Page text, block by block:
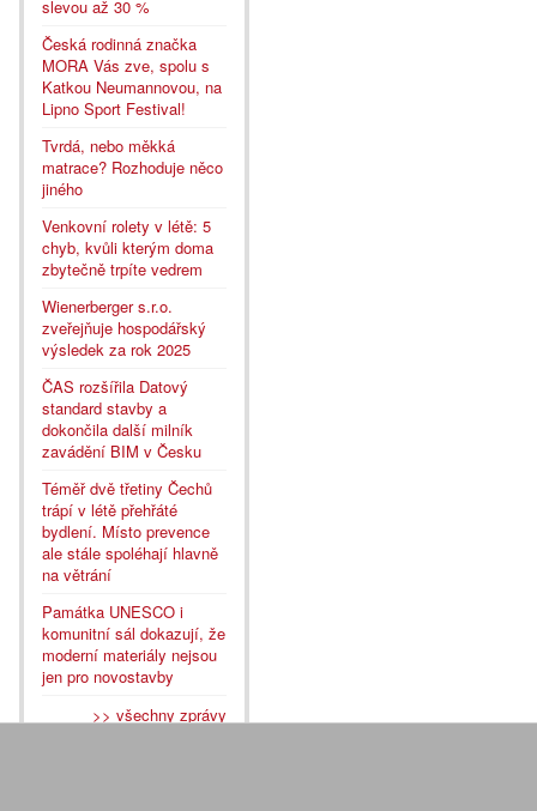
slevou až 30 %
Česká rodinná značka
MORA Vás zve, spolu s
Katkou Neumannovou, na
Lipno Sport Festival!
Tvrdá, nebo měkká
matrace? Rozhoduje něco
jiného
Venkovní rolety v létě: 5
chyb, kvůli kterým doma
zbytečně trpíte vedrem
Wienerberger s.r.o.
zveřejňuje hospodářský
výsledek za rok 2025
ČAS rozšířila Datový
standard stavby a
dokončila další milník
zavádění BIM v Česku
Téměř dvě třetiny Čechů
trápí v létě přehřáté
bydlení. Místo prevence
ale stále spoléhají hlavně
na větrání
Památka UNESCO i
komunitní sál dokazují, že
moderní materiály nejsou
jen pro novostavby
>> všechny zprávy